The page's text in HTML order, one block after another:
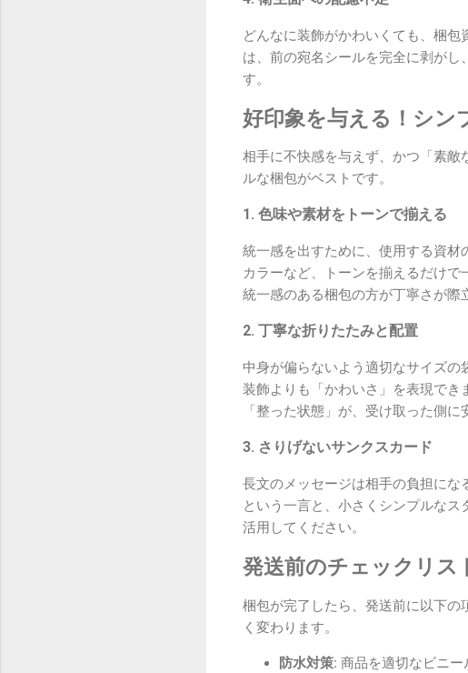
どんなに装飾がかわいくても、梱
は、前の宛名シールを完全に剥が
す。
好印象を与える！シン
相手に不快感を与えず、かつ「素
ルな梱包がベストです。
1. 色味や素材をトーンで揃える
統一感を出すために、使用する資
カラーなど、トーンを揃えるだけで
統一感のある梱包の方が丁寧さが際
2. 丁寧な折りたたみと配置
中身が偏らないよう適切なサイズ
装飾よりも「かわいさ」を表現で
「整った状態」が、受け取った側に
3. さりげないサンクスカード
長文のメッセージは相手の負担にな
という一言と、小さくシンプルな
活用してください。
発送前のチェックリス
梱包が完了したら、発送前に以下の
く変わります。
防水対策: 商品を適切なビニ